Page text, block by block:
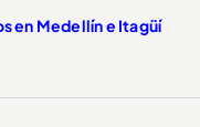
en Medellín e Itagüí